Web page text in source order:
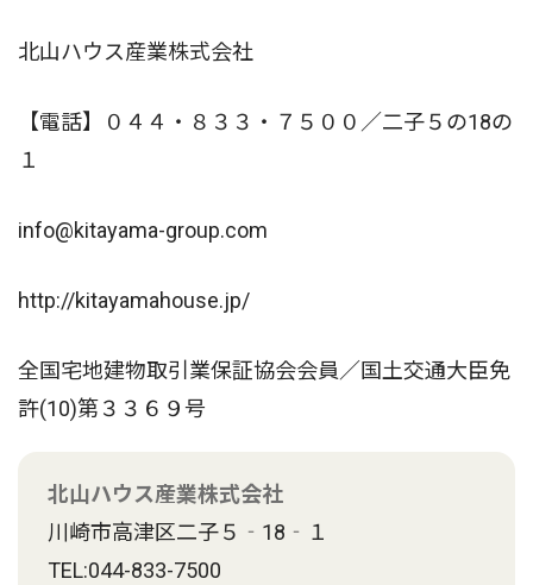
北山ハウス産業株式会社
【電話】０４４・８３３・７５００／二子５の18の
１
info@kitayama-group.com
http://kitayamahouse.jp/
全国宅地建物取引業保証協会会員／国土交通大臣免
許(10)第３３６９号
北山ハウス産業株式会社
川崎市高津区二子５‐18‐１
TEL:044-833-7500